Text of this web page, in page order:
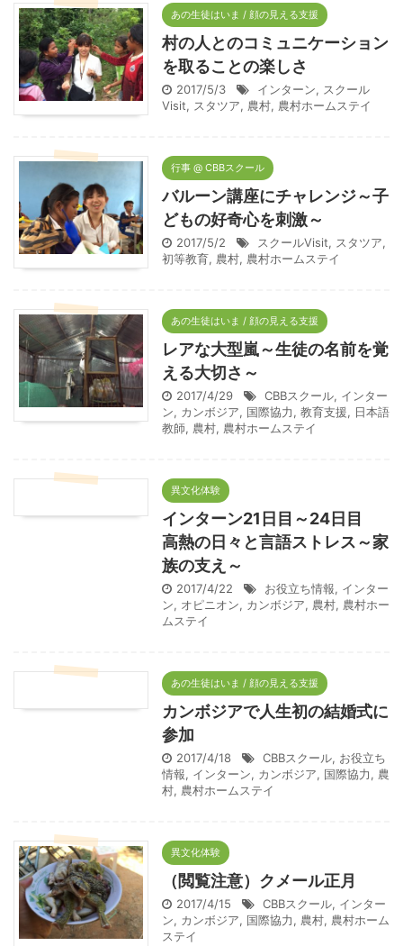
あの生徒はいま / 顔の見える支援
村の人とのコミュニケーション
を取ることの楽しさ
2017/5/3 インターン, スクール
Visit, スタツア, 農村, 農村ホームステイ
行事 @ CBBスクール
バルーン講座にチャレンジ～子
どもの好奇心を刺激～
2017/5/2 スクールVisit, スタツア,
初等教育, 農村, 農村ホームステイ
あの生徒はいま / 顔の見える支援
レアな大型嵐～生徒の名前を覚
える大切さ～
2017/4/29 CBBスクール, インター
ン, カンボジア, 国際協力, 教育支援, 日本語
教師, 農村, 農村ホームステイ
異文化体験
インターン21日目～24日目
高熱の日々と言語ストレス～家
族の支え～
2017/4/22 お役立ち情報, インター
ン, オピニオン, カンボジア, 農村, 農村ホー
ムステイ
あの生徒はいま / 顔の見える支援
カンボジアで人生初の結婚式に
参加
2017/4/18 CBBスクール, お役立ち
情報, インターン, カンボジア, 国際協力, 農
村, 農村ホームステイ
異文化体験
（閲覧注意）クメール正月
2017/4/15 CBBスクール, インター
ン, カンボジア, 国際協力, 農村, 農村ホーム
ステイ